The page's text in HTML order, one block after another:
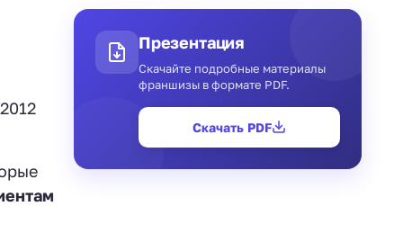
Презентация
Скачайте подробные материалы
франшизы в формате PDF.
Скачать PDF